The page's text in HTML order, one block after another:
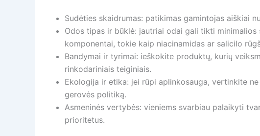
Sudėties skaidrumas: patikimas gamintojas aiškiai
Odos tipas ir būklė: jautriai odai gali tikti
komponentai, tokie kaip niacinamidas ar salicilo
Bandymai ir tyrimai: ieškokite produktų, kurių
rinkodariniais teiginiais.
Ekologija ir etika: jei rūpi aplinkosauga, vertinkite
gerovės politiką.
Asmeninės vertybės: vieniems svarbiau palaikyti
prioritetus.